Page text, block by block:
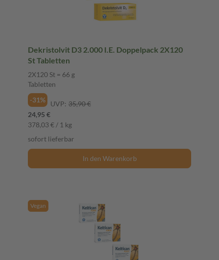
Dekristolvit D3 2.000 I.E. Doppelpack 2X120
St Tabletten
2X120 St = 66 g
Tabletten
-31%
UVP: 35,90 €
24,95 €
378,03 € / 1 kg
sofort lieferbar
In den Warenkorb
Vegan